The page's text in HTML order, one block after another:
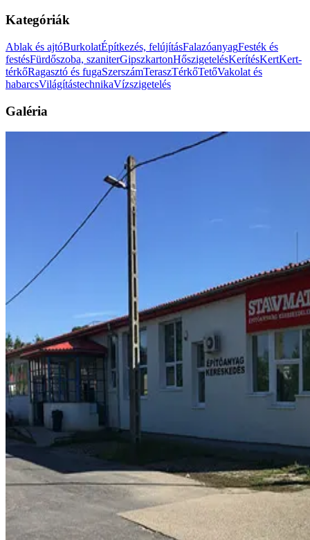
Kategóriák
Ablak és ajtóBurkolatÉpítkezés, felújításFalazóanyagFesték és
festésFürdőszoba, szaniterGipszkartonHőszigetelésKerítésKertKert-
térkőRagasztó és fugaSzerszámTeraszTérkőTetőVakolat és
habarcsVilágítástechnikaVízszigetelés
Galéria